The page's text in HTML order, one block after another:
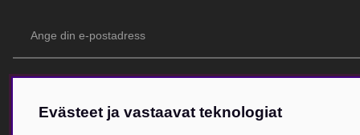
postadress
Evästeet ja vastaavat teknologiat